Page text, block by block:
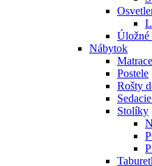
Úložné
Nábytok
Matrace
Postele
Rošty
Stolíky